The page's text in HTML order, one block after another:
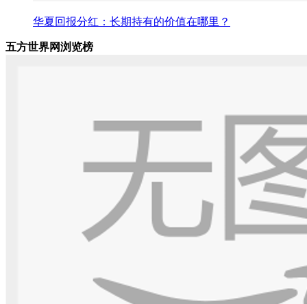
华夏回报分红：长期持有的价值在哪里？
五方世界网浏览榜